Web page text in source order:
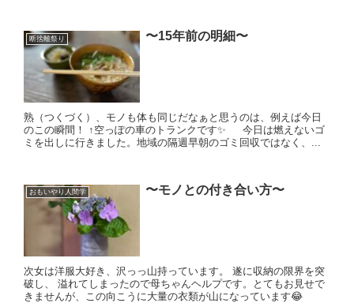
断捨離祭り 〜15年前の明細〜
熟（つくづく）、モノも体も同じだなぁと思うのは、例えば今日
のこの瞬間！ ↑空っぽの車のトランクです✨ 今日は燃えないゴ
ミを出しに行きました。地域の隔週早朝のゴミ回収ではなく、...
おもいやり人間学 〜モノとの付き合い方〜
次女は洋服大好き、沢っっ山持っています。 遂に収納の限界を突
破し、 溢れてしまったので母ちゃんヘルプです。とてもお見せで
きませんが、この向こうに大量の衣類が山になっています😂